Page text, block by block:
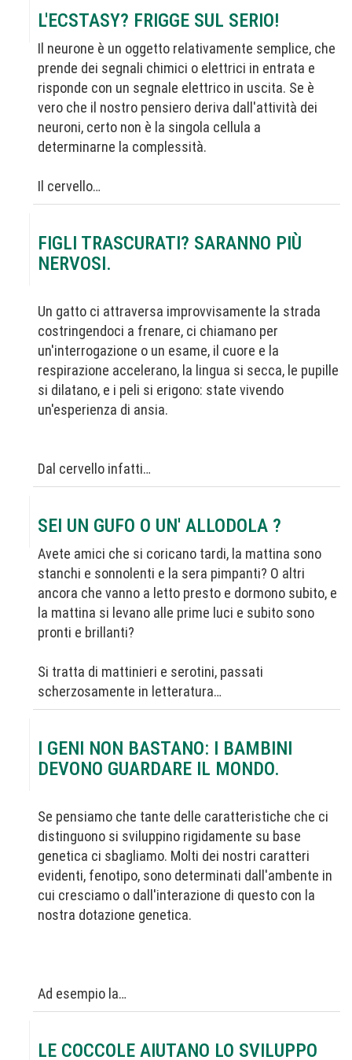
L'ECSTASY? FRIGGE SUL SERIO!
Il neurone è un oggetto relativamente semplice, che
prende dei segnali chimici o elettrici in entrata e
risponde con un segnale elettrico in uscita. Se è
vero che il nostro pensiero deriva dall'attività dei
neuroni, certo non è la singola cellula a
determinarne la complessità.
Il cervello…
FIGLI TRASCURATI? SARANNO PIÙ
NERVOSI.
Un gatto ci attraversa improvvisamente la strada
costringendoci a frenare, ci chiamano per
un'interrogazione o un esame, il cuore e la
respirazione accelerano, la lingua si secca, le pupille
si dilatano, e i peli si erigono: state vivendo
un'esperienza di ansia.
Dal cervello infatti…
SEI UN GUFO O UN' ALLODOLA ?
Avete amici che si coricano tardi, la mattina sono
stanchi e sonnolenti e la sera pimpanti? O altri
ancora che vanno a letto presto e dormono subito, e
la mattina si levano alle prime luci e subito sono
pronti e brillanti?
Si tratta di mattinieri e serotini, passati
scherzosamente in letteratura…
I GENI NON BASTANO: I BAMBINI
DEVONO GUARDARE IL MONDO.
Se pensiamo che tante delle caratteristiche che ci
distinguono si sviluppino rigidamente su base
genetica ci sbagliamo. Molti dei nostri caratteri
evidenti, fenotipo, sono determinati dall'ambente in
cui cresciamo o dall'interazione di questo con la
nostra dotazione genetica.
Ad esempio la…
LE COCCOLE AIUTANO LO SVILUPPO